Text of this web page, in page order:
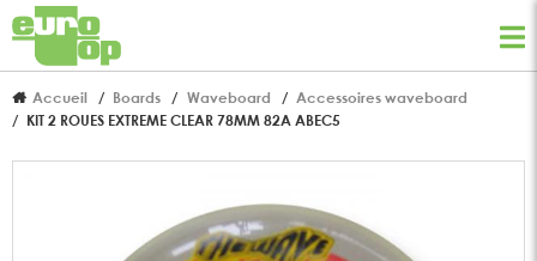
Accueil Boards Waveboard
Accessoires waveboard
KIT 2 ROUES EXTREME CLEAR 78MM 82A ABEC5